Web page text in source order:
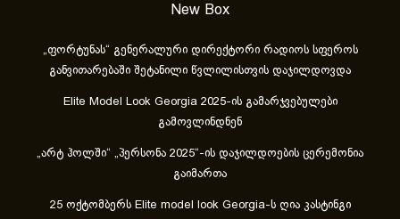
New Box
„ფორტუნას“ გენერალური დირექტორი რადიოს სფეროს
განვითარებაში შეტანილი წვლილისთვის დაჯილდოვდა
Elite Model Look Georgia 2025-ის გამარჯვებულები
გამოვლინდნენ
„არტ ჰოლში“ „პერსონა 2025“-ის დაჯილდოების ცერემონია
გაიმართა
25 ოქტომბერს Elite model look Georgia-ს ღია კასტინგი